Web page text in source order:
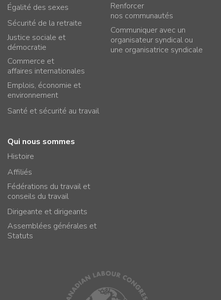
Égalité des sexes
Sécurité de la retraite
Justice sociale et
démocratie
Commerce et
affaires internationales
Emplois, économie et
environnement
Santé et sécurité au travail
Renforcer
nos communautés
Communiquer avec un
organisateur syndical ou
une organisatrice syndicale
Qui nous sommes
Histoire
Affiliés
Fédérations du travail et
conseils du travail
Dirigeante et dirigeants
Assemblées générales et
Statuts